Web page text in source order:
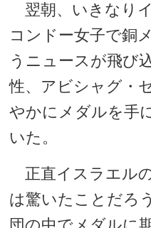
翌朝、いきなり
コンドー女子で銅
うニュースが飛び
性、アビシャグ・
やかにメダルを手
いた。
正直イスラエル
は驚いたことだろ